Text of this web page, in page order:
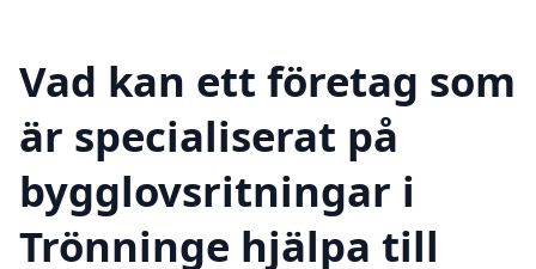
Vad kan ett företag som
är specialiserat på
bygglovsritningar i
Trönninge hjälpa till